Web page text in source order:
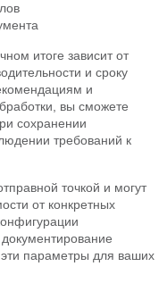
итоге зависит от
и сроку
и
вы сможете
сохранении
требований к
точкой и могут
от конкретных
эти параметры для ваших